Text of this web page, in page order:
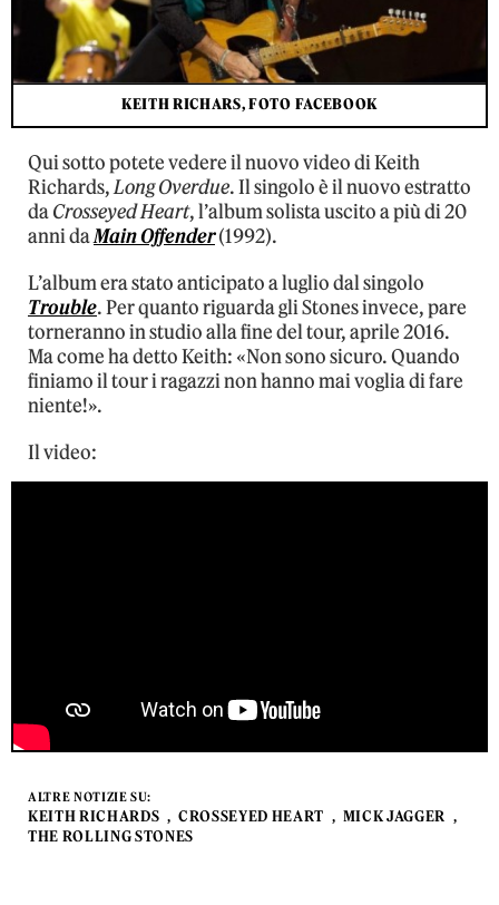
KEITH RICHARS, FOTO FACEBOOK
Qui sotto potete vedere il nuovo video di Keith
Richards,Long Overdue. Il singolo è il nuovo estratto
daCrosseyed Heart, l’album solista uscito a più di 20
anni daMain Offender(1992).
L’album era stato anticipato a luglio dal singolo
Trouble. Per quanto riguarda gli Stones invece, pare
torneranno in studio alla fine del tour, aprile 2016.
Ma come ha detto Keith: «Non sono sicuro. Quando
finiamo il tour i ragazzi non hanno mai voglia di fare
niente!».
Il video:
ALTRE NOTIZIE SU:
KEITH RICHARDS CROSSEYED HEART
MICK JAGGER
THE ROLLING STONES